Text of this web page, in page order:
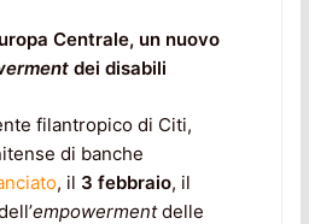
Centrale, un nuovo
dei disabili
filantropico di Citi,
di banche
, il 3 febbraio, il
empowermentdelle